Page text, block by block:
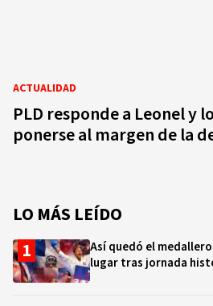
ACTUALIDAD
PLD responde a Leonel y
ponerse al margen de la
LO MÁS LEÍDO
Así quedó el
lugar tras jornada